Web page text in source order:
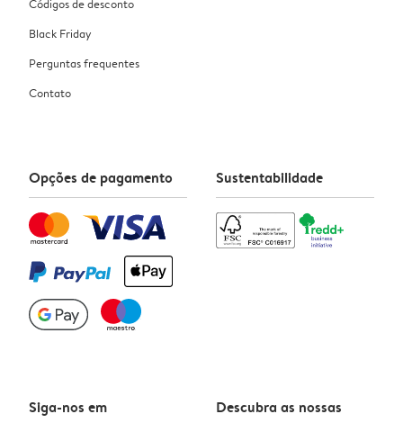
Códigos de desconto
Black Friday
Perguntas frequentes
Contato
Opções de pagamento Sustentabilidade
Siga-nos em
Descubra as nossas